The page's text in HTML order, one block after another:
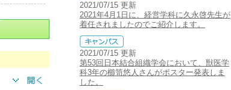
2021/07/15 更新
2021年4月1日に、経営学科に久永啓先生が
着任されましたのでご紹介します。
2021/07/15 更新
第53回日本結合組織学会において、獣医学
科3年の櫛笥悠人さんがポスター発表しま
した。